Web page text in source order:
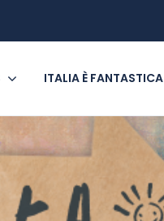
ITALIA È FANTASTICA